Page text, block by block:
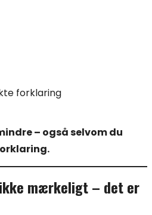
forklaring
– også selvom du
mærkeligt – det er